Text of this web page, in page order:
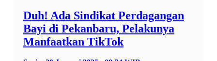
Duh! Ada Sindikat Perdagangan
Bayi di Pekanbaru, Pelakunya
Manfaatkan TikTok